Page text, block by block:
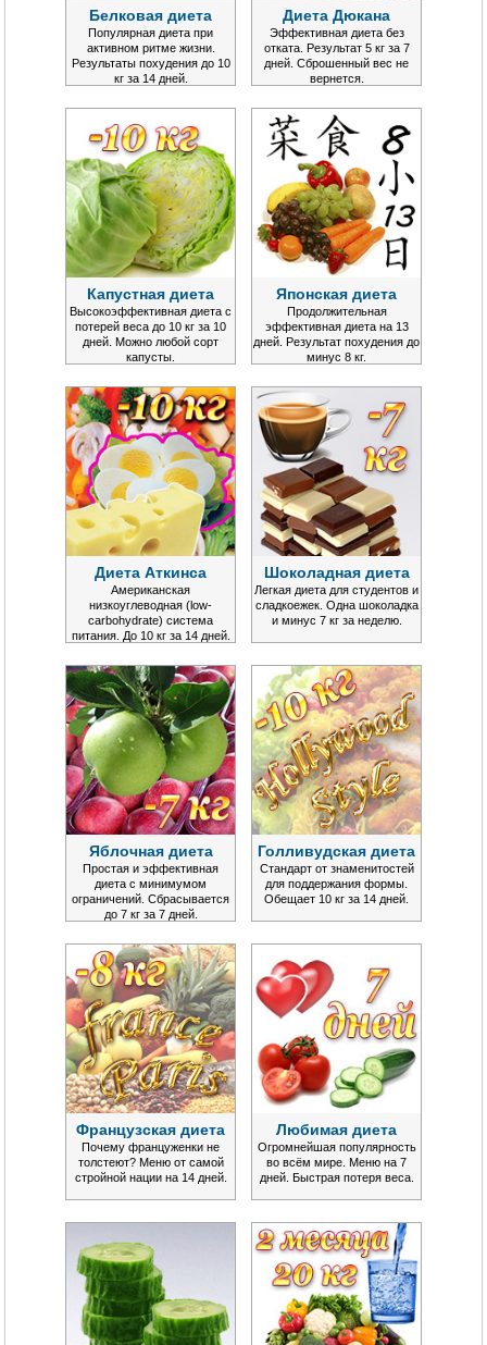
Белковая диета
Популярная диета при
активном ритме жизни.
Результаты похудения до 10
кг за 14 дней.
Диета Дюкана
Эффективная диета без
отката. Результат 5 кг за 7
дней. Сброшенный вес не
вернется.
Капустная диета
Высокоэффективная диета с
потерей веса до 10 кг за 10
дней. Можно любой сорт
капусты.
Японская диета
Продолжительная
эффективная диета на 13
дней. Результат похудения до
минус 8 кг.
Диета Аткинса
Американская
низкоуглеводная (low-
carbohydrate) система
питания. До 10 кг за 14 дней.
Шоколадная диета
Легкая диета для студентов и
сладкоежек. Одна шоколадка
и минус 7 кг за неделю.
Яблочная диета
Простая и эффективная
диета с минимумом
ограничений. Сбрасывается
до 7 кг за 7 дней.
Голливудская диета
Стандарт от знаменитостей
для поддержания формы.
Обещает 10 кг за 14 дней.
Французская диета
Почему француженки не
толстеют? Меню от самой
стройной нации на 14 дней.
Любимая диета
Огромнейшая популярность
во всём мире. Меню на 7
дней. Быстрая потеря веса.